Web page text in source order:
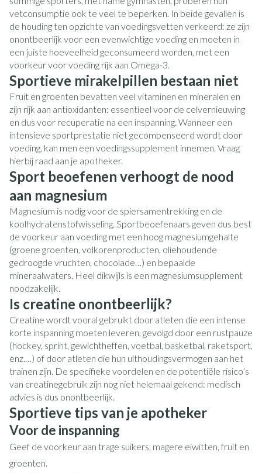
vetconsumptie ook te veel te beperken. In beide gevallen is
de houding ten opzichte van voedingsvetten verkeerd: ze zijn
onontbeerlijk voor een evenwichtige voeding en moeten in
een juiste hoeveelheid geconsumeerd worden, met een
voorkeur voor voeding rijk aan Omega-3.
Sportieve mirakelpillen bestaan niet
Fruit en groenten bevatten veel vitaminen en mineralen en
zijn rijk aan antioxidanten: essentieel voor de celvernieuwing
en dus voor recuperatie na een inspanning. Wanneer een
intensieve sportprestatie niet gecompenseerd wordt door
voeding, kan men een voedingssupplement innemen. Vraag
hierbij raad aan je apotheker.
Sport beoefenen verhoogt de nood
aan magnesium
Magnesium is nodig voor de spiersamentrekking en de
koolhydratenstofwisseling. Sportbeoefenaars geven dus best
de voorkeur aan voeding met een hoog magnesiumgehalte
(groene groenten, volkorenproducten, oliehoudende
gedroogde vruchten, chocolade…) en bepaalde
mineraalwaters. Heel dikwijls is een magnesiumsupplement
noodzakelijk.
Is creatine onontbeerlijk?
Creatine wordt vooral gebruikt door atleten die een intense
korte inspanning moeten leveren, gevolgd door een rustpauze
(hockey, sprint, gewichtheffen, voetbal, basketbal, raketsport,
enz.…) of door atleten die hun uithoudingsvermogen aan het
trainen zijn. De specifieke voordelen en de potentiële risico’s
van creatinegebruik zijn nog niet helemaal gekend: medisch
advies is dus onontbeerlijk.
Sportieve tips van je apotheker
Voor de inspanning
Geef de voorkeur aan trage suikers, magere eiwitten, fruit en
groenten.